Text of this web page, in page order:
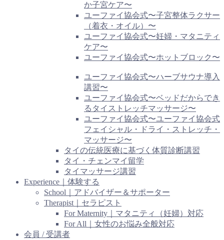
か子宮ケア〜
ユーファイ協会式〜子宮整体ラクサー
（着衣・オイル）〜
ユーファイ協会式〜妊婦・マタニティ
ケア〜
ユーファイ協会式〜ホットブロック〜
ユーファイ協会式〜ハーブサウナ導入
講習〜
ユーファイ協会式〜ベッドだからでき
るタイストレッチマッサージ〜
ユーファイ協会式〜ユーファイ協会式
フェイシャル・ドライ・ストレッチ・
マッサージ〜
タイの伝統医療に基づく体質診断講習
タイ・チェンマイ留学
タイマッサージ講習
Experience｜体験する
School｜アドバイザー＆サポーター
Therapist｜セラピスト
For Maternity｜マタニティ（妊婦）対応
For All｜女性のお悩み全般対応
会員 / 受講者